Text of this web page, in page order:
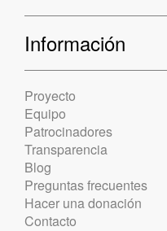
Información
Proyecto
Equipo
Patrocinadores
Transparencia
Blog
Preguntas frecuentes
Hacer una donación
Contacto